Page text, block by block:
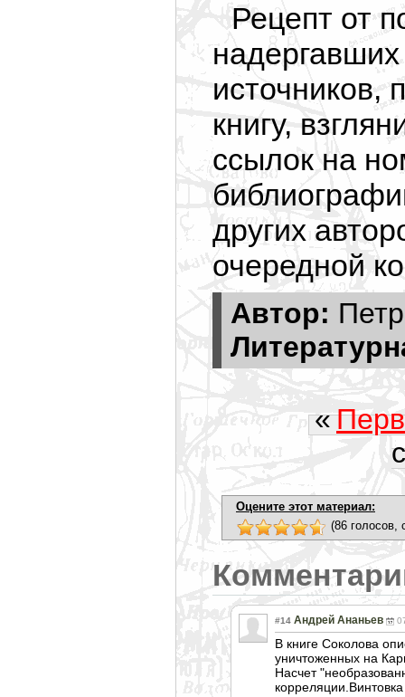
Рецепт от
источников,
книгу,
ссылок на
других
очередной
Автор:
«
Оцените этот материал:
(86 голосов,
#14 Андрей Ананьев
В книге Соколова
уничтоженных на
Насчет